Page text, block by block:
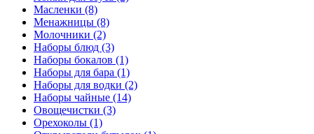
Масленки (8)
Менажницы (8)
Молочники (2)
Наборы блюд (3)
Наборы бокалов (1)
Наборы для бара (1)
Наборы для водки (2)
Наборы чайные (14)
Овощечистки (3)
Орехоколы (1)